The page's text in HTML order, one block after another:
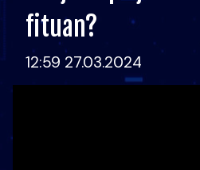
fituan?
12:59 27.03.2024